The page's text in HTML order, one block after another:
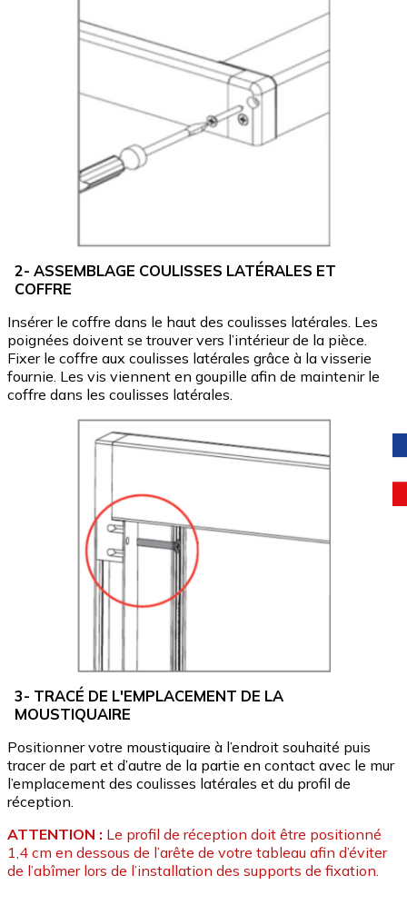
2- ASSEMBLAGE COULISSES LATÉRALES ET
COFFRE
Insérer le coffre dans le haut des coulisses latérales. Les
poignées doivent se trouver vers l’intérieur de la pièce.
Fixer le coffre aux coulisses latérales grâce à la visserie
fournie. Les vis viennent en goupille afin de maintenir le
coffre dans les coulisses latérales.
3- TRACÉ DE L'EMPLACEMENT DE LA
MOUSTIQUAIRE
Positionner votre moustiquaire à l’endroit souhaité puis
tracer de part et d’autre de la partie en contact avec le mur
l’emplacement des coulisses latérales et du profil de
réception.
ATTENTION : Le profil de réception doit être positionné
1,4 cm en dessous de l’arête de votre tableau afin d’éviter
de l’abîmer lors de l’installation des supports de fixation.